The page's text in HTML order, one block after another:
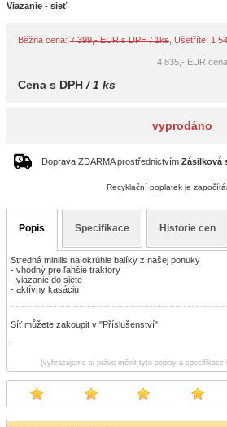
Viazanie - sieť
Běžná cena: 7 399,- EUR s DPH / 1ks , Ušetříte: 1
4 835,- EUR
Cena s DPH / 1 ks
vyprodáno
Doprava ZDARMA prostřednictvím Zásilková
Recyklační poplatek je
Popis Specifikace Historie cen
Stredná minilis na okrúhle balíky z našej ponuky
- vhodný pre ľahšie traktory
- viazanie do siete
- aktívny kasáciu
Síť můžete zakoupit v "Příslušenství"
(vyhrazujeme si právo měnit tyto popisy a specifikace